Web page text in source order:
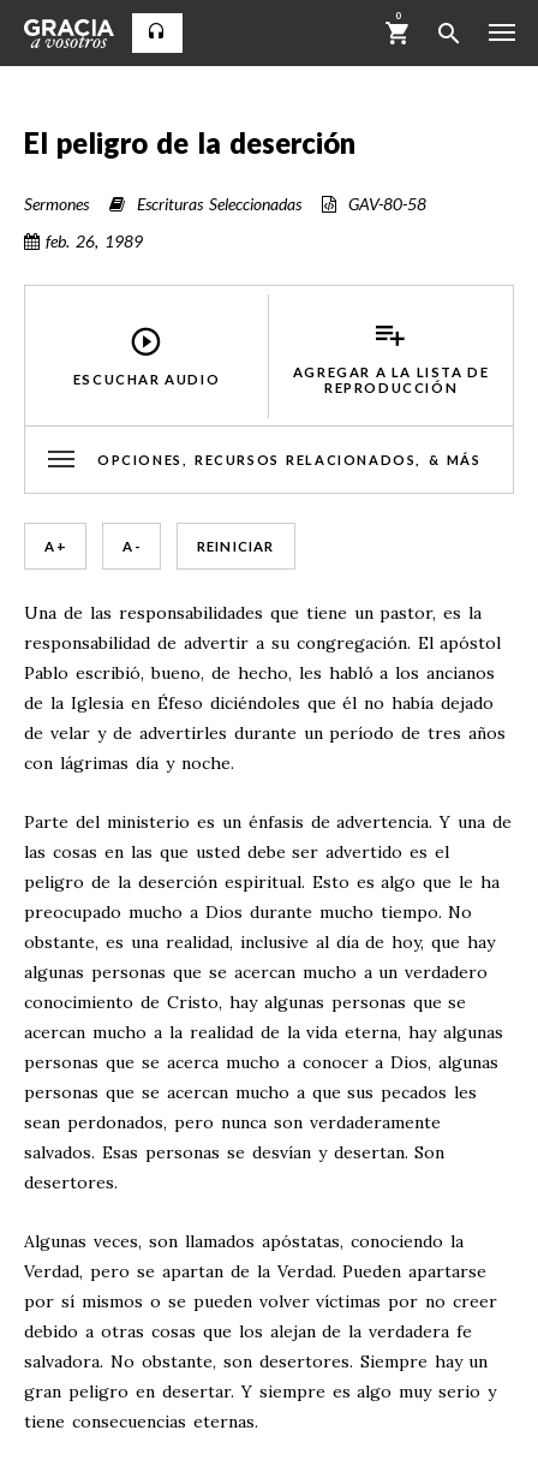
0
El peligro de la deserción
Sermones Escrituras Seleccionadas
GAV-80-58
feb. 26, 1989
ESCUCHAR AUDIO
AGREGAR A LA LISTA DE
REPRODUCCIÓN
OPCIONES, RECURSOS RELACIONADOS, & MÁS
A + A - REINICIAR
Una de las responsabilidades que tiene un pastor, es la
responsabilidad de advertir a su congregación. El apóstol
Pablo escribió, bueno, de hecho, les habló a los ancianos
de la Iglesia en Éfeso diciéndoles que él no había dejado
de velar y de advertirles durante un período de tres años
con lágrimas día y noche.
Parte del ministerio es un énfasis de advertencia. Y una de
las cosas en las que usted debe ser advertido es el
peligro de la deserción espiritual. Esto es algo que le ha
preocupado mucho a Dios durante mucho tiempo. No
obstante, es una realidad, inclusive al día de hoy, que hay
algunas personas que se acercan mucho a un verdadero
conocimiento de Cristo, hay algunas personas que se
acercan mucho a la realidad de la vida eterna, hay algunas
personas que se acerca mucho a conocer a Dios, algunas
personas que se acercan mucho a que sus pecados les
sean perdonados, pero nunca son verdaderamente
salvados. Esas personas se desvían y desertan. Son
desertores.
Algunas veces, son llamados apóstatas, conociendo la
Verdad, pero se apartan de la Verdad. Pueden apartarse
por sí mismos o se pueden volver víctimas por no creer
debido a otras cosas que los alejan de la verdadera fe
salvadora. No obstante, son desertores. Siempre hay un
gran peligro en desertar. Y siempre es algo muy serio y
tiene consecuencias eternas.